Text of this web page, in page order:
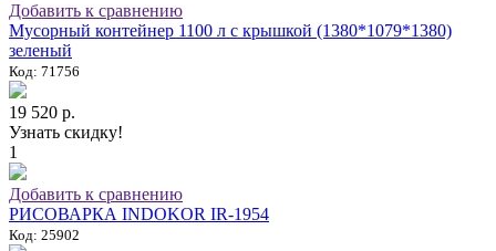
Добавить к сравнению
Мусорный контейнер 1100 л с крышкой (1380*1079*1380)
зеленый
Код: 71756
19 520 р.
Узнать скидку!
1
Добавить к сравнению
РИСОВАРКА INDOKOR IR-1954
Код: 25902